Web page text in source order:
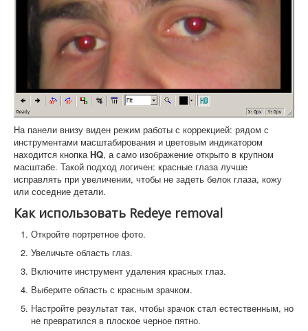
На панели внизу виден режим работы с коррекцией: рядом с
инструментами масштабирования и цветовым индикатором
находится кнопкаHQ, а само изображение открыто в крупном
масштабе. Такой подход логичен: красные глаза лучше
исправлять при увеличении, чтобы не задеть белок глаза, кожу
или соседние детали.
Как использовать Redeye removal
Откройте портретное фото.
Увеличьте область глаз.
Включите инструмент удаления красных глаз.
Выберите область с красным зрачком.
Настройте результат так, чтобы зрачок стал естественным, но
не превратился в плоское черное пятно.